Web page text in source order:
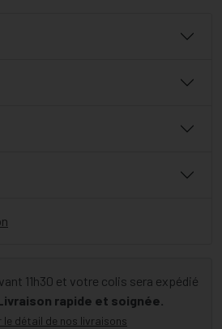
11h30 et votre colis sera expédié
rapide et soignée.
le détail de nos livraisons